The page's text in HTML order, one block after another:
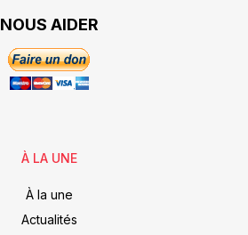
NOUS AIDER
À LA UNE
À la une
Actualités